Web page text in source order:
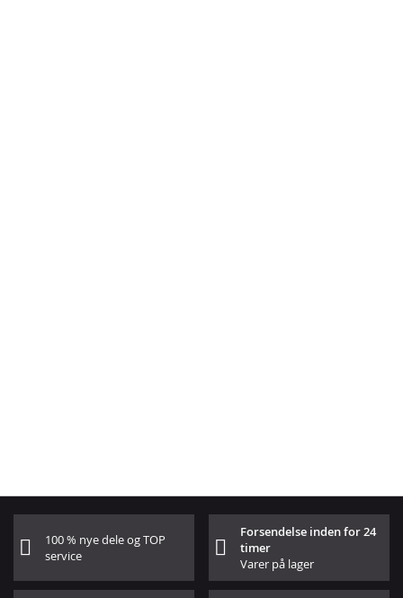
100 % nye dele og TOP
service
Forsendelse inden for 24
timer
Varer på lager